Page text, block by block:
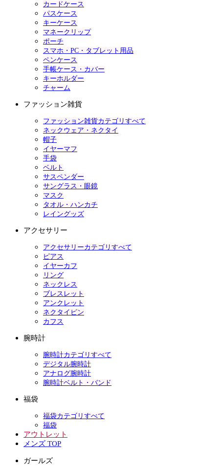
カードケース
パスケース
キーケース
マネークリップ
ポーチ
スマホ・PC・タブレット用品
ペンケース
手帳ケース・カバー
キーホルダー
チャーム
ファッション雑貨
ファッション雑貨カテゴリすべて
ネックウェア・ネクタイ
帽子
イヤーマフ
手袋
ベルト
サスペンダー
サングラス・眼鏡
マスク
タオル・ハンカチ
レイングッズ
アクセサリー
アクセサリーカテゴリすべて
ピアス
イヤーカフ
リング
ネックレス
ブレスレット
アンクレット
ネクタイピン
カフス
腕時計
腕時計カテゴリすべて
デジタル腕時計
アナログ腕時計
腕時計ベルト・バンド
福袋
福袋カテゴリすべて
福袋
アウトレット
メンズ TOP
ガールズ